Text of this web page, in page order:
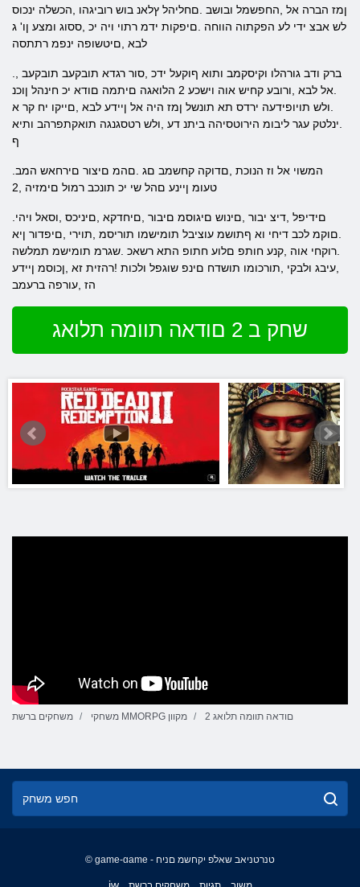
ןמז הברה אל ,החפשמל ובושב .םחליהל ץלאנ בוש רוביגהו ,הכשלה ינכוס
לש אבצ ידי לע הפקתוה הווחה .םיפקות ידמ רתוי ויה יכ ,ססוג ומצע ןו' ג
לבא ,םיטשופה ינפמ רתתסה
.אל לבא ,ורובע קחיש אוה וישכע 2 הלואגה םיתמה םודא יכ חינהל ןוכנ
.ולש תויופידעה ירדס תא תונשל ןמז היה אל ןיידע לבא ,םייקו יח קר א
.ינלטק עגר ליבומ הירוטסיהה ביתנ דע ,ולש רטסגנגה תואקתפרהב ותיא
ף
טעומ ןיינע םהל שי יכ תונכב רמול םימזיה ,2
.םוקמ לכב דיחי וא ףתושמ עוציבל תומישמו תוריסמ ,תוירי ,םיפדור ןיא
.רוקחי אוה ,קנע חותפ םלוע חתופ התא רשאכ .שגרמ תומישמ תמלשה
,עיבג ולבקי ,תורכומו תושדח םינפ שוגפל ולכות !רהזית זא ,ןכוסמ ןיידע
הז ,עורפה ברעמב
שחק ב 2 םודאה תוומה תלואג
משחקים ברשת משחקי MMORPG מקוון 2 םודאה תוומה תלואג
© game-game - טנרטניאב שאלפ יקחשמ םניח